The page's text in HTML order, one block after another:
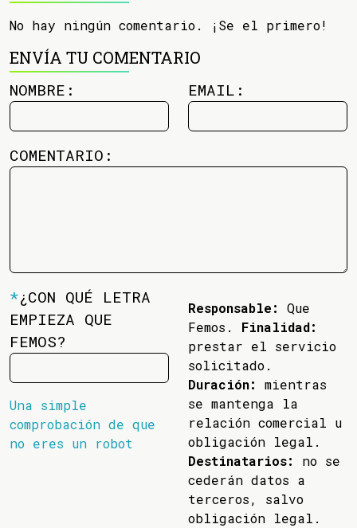
No hay ningún comentario. ¡Se el primero!
ENVÍA TU COMENTARIO
NOMBRE: EMAIL:
COMENTARIO:
*¿CON QUÉ LETRA
EMPIEZA QUE
FEMOS?
Una simple
comprobación de que
no eres un robot
Responsable:
Que
Femos. Finalidad:
prestar el servicio
solicitado.
Duración:
mientras
se mantenga la
relación comercial u
obligación legal.
Destinatarios:
no se
cederán datos a
terceros, salvo
obligación legal.